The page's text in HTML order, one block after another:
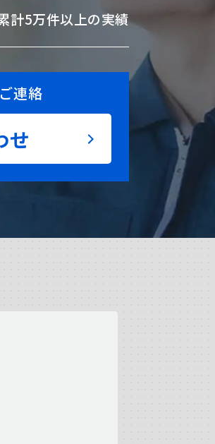
計5万件以上の実績
連絡
せ